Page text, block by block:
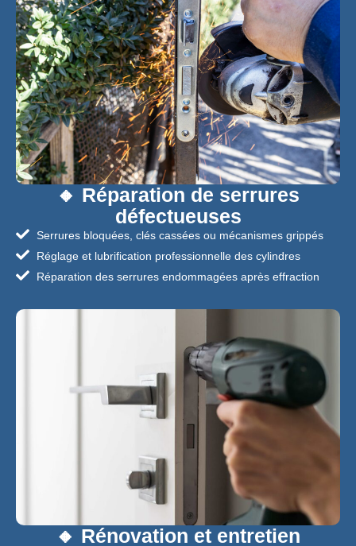
🔸 Réparation de serrures
défectueuses
Serrures bloquées, clés cassées ou mécanismes grippés
Réglage et lubrification professionnelle des cylindres
Réparation des serrures endommagées après effraction
🔸 Rénovation et entretien